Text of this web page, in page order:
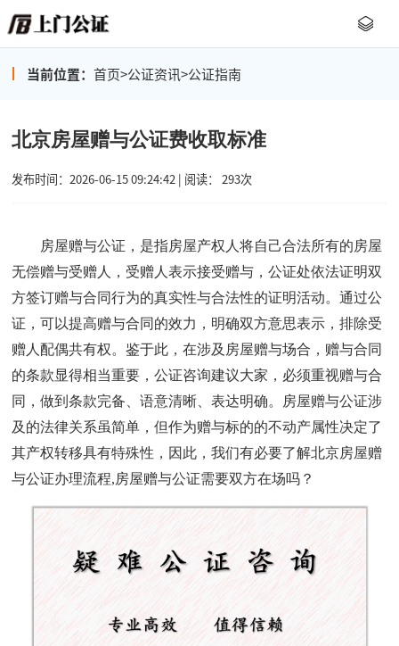
当前位置： 首页>公证资讯>公证指南
北京房屋赠与公证费收取标准
发布时间：2026-06-15 09:24:42 | 阅读： 293次
房屋赠与公证，是指房屋产权人将自己合法所有的房屋
无偿赠与受赠人，受赠人表示接受赠与，公证处依法证明双
方签订赠与合同行为的真实性与合法性的证明活动。通过公
证，可以提高赠与合同的效力，明确双方意思表示，排除受
赠人配偶共有权。鉴于此，在涉及房屋赠与场合，赠与合同
的条款显得相当重要，公证咨询建议大家，必须重视赠与合
同，做到条款完备、语意清晰、表达明确。房屋赠与公证涉
及的法律关系虽简单，但作为赠与标的的不动产属性决定了
其产权转移具有特殊性，因此，我们有必要了解北京房屋赠
与公证办理流程,房屋赠与公证需要双方在场吗？